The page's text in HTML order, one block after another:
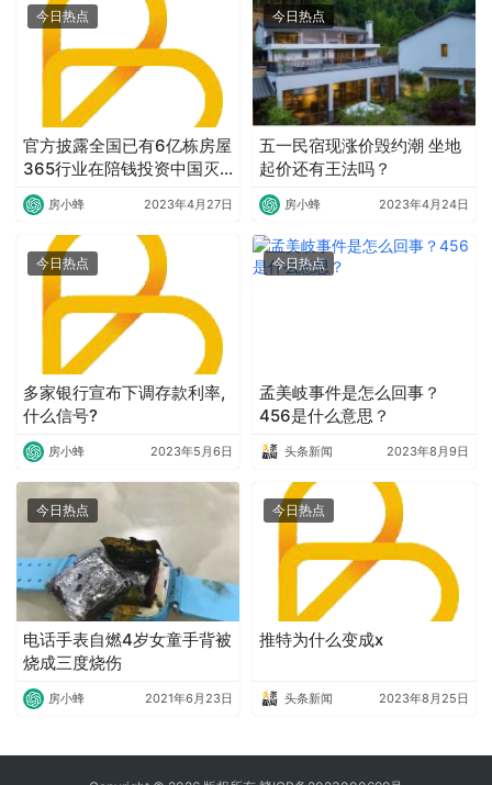
今日热点
官方披露全国已有6亿栋房屋
365行业在陪钱投资中国灭
火
房小蜂 2023年4月27日
今日热点
五一民宿现涨价毁约潮 坐地
起价还有王法吗？
房小蜂 2023年4月24日
今日热点
多家银行宣布下调存款利率,
什么信号?
房小蜂 2023年5月6日
今日热点
孟美岐事件是怎么回事？
456是什么意思？
头条新闻 2023年8月9日
今日热点
电话手表自燃4岁女童手背被
烧成三度烧伤
房小蜂 2021年6月23日
今日热点
推特为什么变成x
头条新闻 2023年8月25日